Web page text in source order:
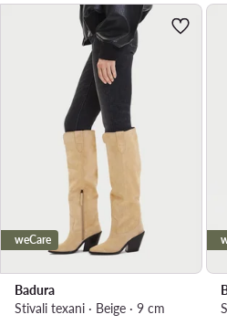
weCare
Badura
Stivali texani · Beige · 9 cm